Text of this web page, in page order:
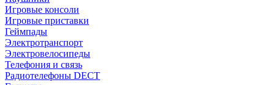
Игровые консоли
Игровые приставки
Геймпады
Электротранспорт
Электровелосипеды
Телефония и связь
Радиотелефоны DECT